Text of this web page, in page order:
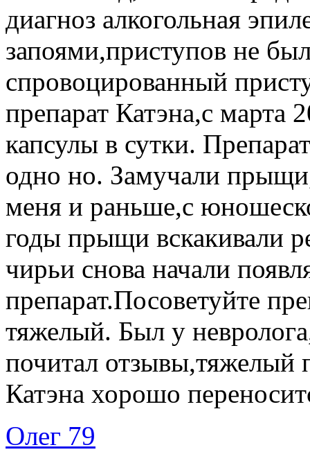
диагноз алкогольная
запоями,приступов не
спровоцированный
препарат Катэна,с марта
капсулы в сутки.
одно но. Замучали
меня и раньше,с
годы прыщи вскакивали
чирьи снова начали
препарат.Посоветуйте
тяжелый. Был у
почитал отзывы,тяжелый
Катэна хорошо
Олег 79